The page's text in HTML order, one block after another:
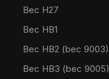
Bec H27
Bec HB1
Bec HB2 (bec 9003)
Bec HB3 (bec 9005)